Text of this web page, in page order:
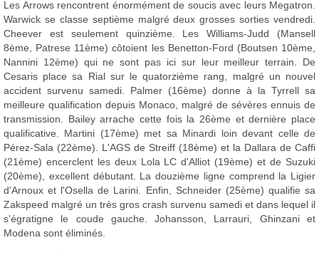
Les Arrows rencontrent énormément de soucis avec leurs Megatron.
Warwick se classe septième malgré deux grosses sorties vendredi.
Cheever est seulement quinzième. Les Williams-Judd (Mansell
8ème, Patrese 11ème) côtoient les Benetton-Ford (Boutsen 10ème,
Nannini 12ème) qui ne sont pas ici sur leur meilleur terrain. De
Cesaris place sa Rial sur le quatorzième rang, malgré un nouvel
accident survenu samedi. Palmer (16ème) donne à la Tyrrell sa
meilleure qualification depuis Monaco, malgré de sévères ennuis de
transmission. Bailey arrache cette fois la 26ème et dernière place
qualificative. Martini (17ème) met sa Minardi loin devant celle de
Pérez-Sala (22ème). L'AGS de Streiff (18ème) et la Dallara de Caffi
(21ème) encerclent les deux Lola LC d'Alliot (19ème) et de Suzuki
(20ème), excellent débutant. La douzième ligne comprend la Ligier
d'Arnoux et l'Osella de Larini. Enfin, Schneider (25ème) qualifie sa
Zakspeed malgré un très gros crash survenu samedi et dans lequel il
s'égratigne le coude gauche. Johansson, Larrauri, Ghinzani et
Modena sont éliminés.